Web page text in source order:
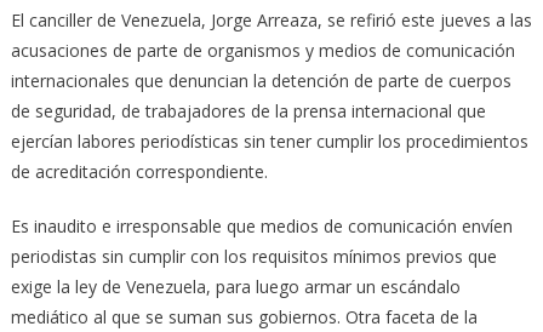
El canciller de Venezuela, Jorge Arreaza, se refirió este jueves a las
acusaciones de parte de organismos y medios de comunicación
internacionales que denuncian la detención de parte de cuerpos
de seguridad, de trabajadores de la prensa internacional que
ejercían labores periodísticas sin tener cumplir los procedimientos
de acreditación correspondiente.
Es inaudito e irresponsable que medios de comunicación envíen
periodistas sin cumplir con los requisitos mínimos previos que
exige la ley de Venezuela, para luego armar un escándalo
mediático al que se suman sus gobiernos. Otra faceta de la